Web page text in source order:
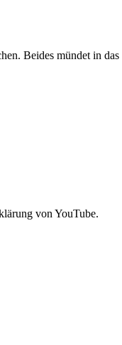
Beides mündet in
von YouTube.